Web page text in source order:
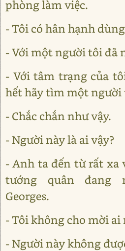
phòng làm việc.
- Tôi có hân hạnh
- Với một người tôi đã
- Với tâm trạng của
hết hãy tìm một người
- Chắc chắn như vậy.
- Người này là ai vậy?
- Anh ta đến từ rất
tướng quân đang
Georges.
- Tôi không cho mời ai
- Người này không